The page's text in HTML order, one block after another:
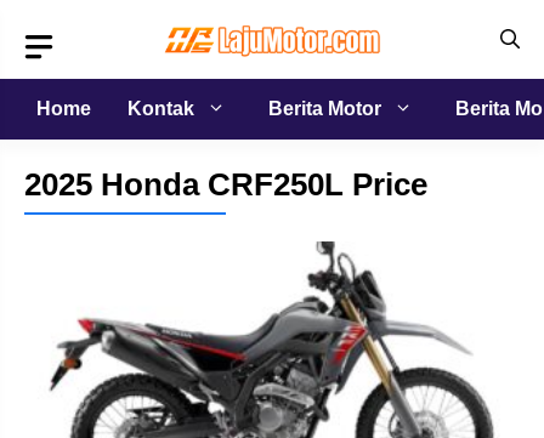
isi
Home
Kontak Berita Motor Berita
2025 Honda CRF250L Price